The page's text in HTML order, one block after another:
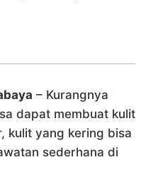
– Kurangnya
dapat membuat kulit
kulit yang kering bisa
sederhana di